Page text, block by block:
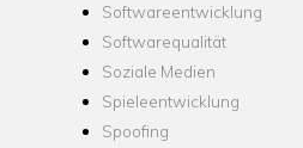
Softwareentwicklung
Softwarequalität
Soziale Medien
Spieleentwicklung
Spoofing